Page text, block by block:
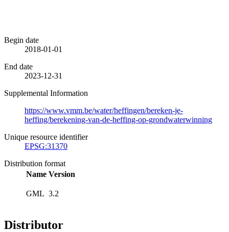
Begin date
2018-01-01
End date
2023-12-31
Supplemental Information
https://www.vmm.be/water/heffingen/bereken-je-
heffing/berekening-van-de-heffing-op-grondwaterwinning
Unique resource identifier
EPSG:31370
Distribution format
Name Version
GML 3.2
Distributor